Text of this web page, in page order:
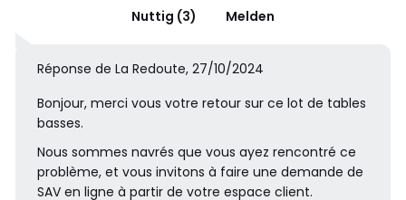
Nuttig (3) Melden
Réponse de La Redoute, 27/10/2024
Bonjour, merci vous votre retour sur ce lot de tables
basses.
Nous sommes navrés que vous ayez rencontré ce
problème, et vous invitons à faire une demande de
SAV en ligne à partir de votre espace client.